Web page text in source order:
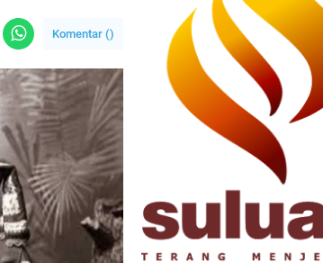
Komentar ()